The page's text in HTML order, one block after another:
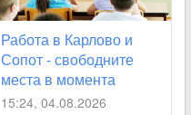
Работа в Карлово и
Сопот - свободните
места в момента
15:24, 04.08.2026